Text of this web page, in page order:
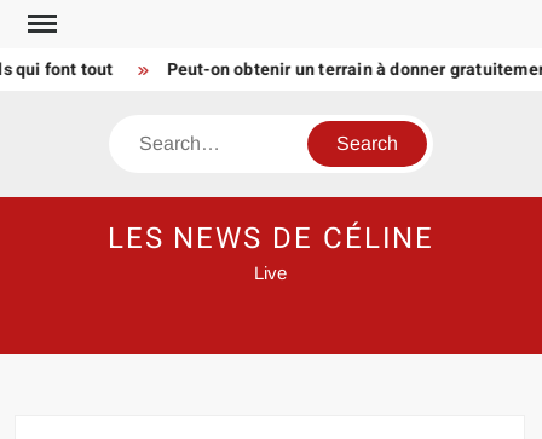
Skip
content
font tout Peut-on obtenir un terrain à donner gratuitement
Search
LES NEWS DE CÉLINE
Live